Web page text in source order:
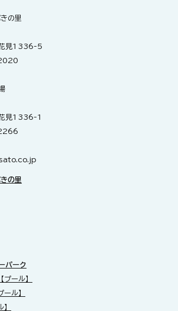
の里
花見1336-5
花見1336-1
の里
パーク
ール】
ル】